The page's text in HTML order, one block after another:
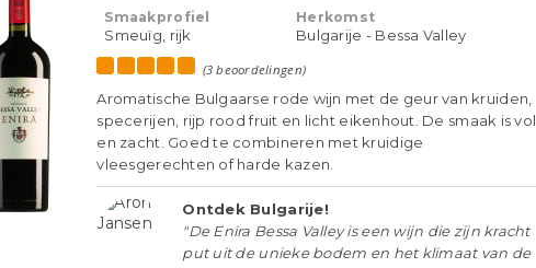
Smaakprofiel
Smeuïg, rijk
Herkomst
Bulgarije - Bessa Valley
(3 beoordelingen)
Aromatische Bulgaarse rode wijn met de geur van kruiden,
specerijen, rijp rood fruit en licht eikenhout. De smaak is vol
en zacht. Goed te combineren met kruidige
vleesgerechten of harde kazen.
Ontdek Bulgarije!
"De Enira Bessa Valley is een wijn die zijn kracht
put uit de unieke bodem en het klimaat van de